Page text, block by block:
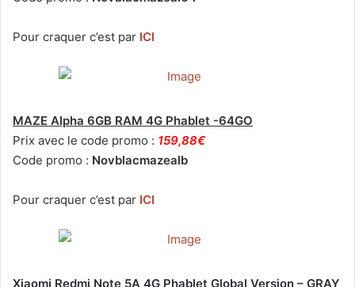
Pour craquer c’est par ICI
MAZE Alpha 6GB RAM 4G Phablet -64GO
Prix avec le code promo : 159,88€
Code promo : Novblacmazealb
Pour craquer c’est par ICI
Xiaomi Redmi Note 5A 4G Phablet Global Version – GRAY